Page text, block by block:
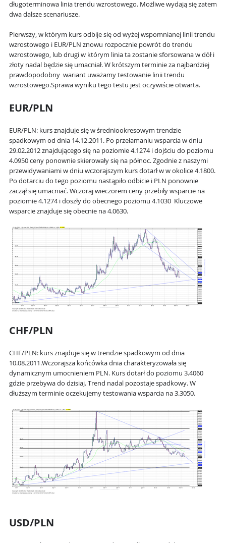
długoterminowa linia trendu wzrostowego. Możliwe wydają się zatem
dwa dalsze scenariusze.
Pierwszy, w którym kurs odbije się od wyżej wspomnianej linii trendu
wzrostowego i EUR/PLN znowu rozpocznie powrót do trendu
wzrostowego, lub drugi w którym linia ta zostanie sforsowana w dół i
złoty nadal będzie się umacniał. W krótszym terminie za najbardziej
prawdopodobny wariant uważamy testowanie linii trendu
wzrostowego.Sprawa wyniku tego testu jest oczywiście otwarta.
EUR/PLN
EUR/PLN: kurs znajduje się w średniookresowym trendzie
spadkowym od dnia 14.12.2011. Po przełamaniu wsparcia w dniu
29.02.2012znajdującego się na poziomie4.1274i dojściu do poziomu
4.0950ceny ponownie skierowały się na północ. Zgodnie z naszymi
przewidywaniami w dniu wczorajszym kurs dotarł w w okolice4.1800.
Po dotarciu do tego poziomu nastąpiło odbicie i PLN ponownie
zaczął się umacniać. Wczoraj wieczorem ceny przebiły wsparcie na
poziomie4.1274i doszły do obecnego poziomu 4.1030 Kluczowe
wsparcie znajduje się obecnie na4.0630.
CHF/PLN
CHF/PLN: kurs znajduje się w trendziespadkowym od dnia
10.08.2011.Wczorajsza końcówka dnia charakteryzowała się
dynamicznym umocnieniem PLN. Kurs dotarł do poziomu 3.4060
gdzie przebywa do dzisiaj. Trend nadal pozostaje spadkowy. W
dłuższym terminie oczekujemy testowania wsparcia na3.3050.
USD/PLN